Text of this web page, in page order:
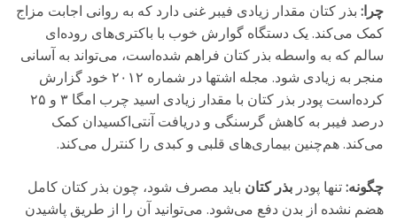
چرا: بذر کتان مقدار زیادی فیبر غنی دارد که به روانی اجابت مزاج
کمک می‌کند. یک دستگاه گوارش خوب با باکتری‌های روده‌ای
سالم که به واسطه‌ بذر کتان فراهم شده‌است، می‌تواند به آسانی
منجر به زیادی شود. مجله‌ اشتها در شماره ۲۰۱۲ خود گزارش
کرده‌است پودر بذر کتان با مقدار زیادی اسید چرب امگا ۳ و ۲۵
درصد فیبر به کاهش گرسنگی و دریافت آنتی‌اکسیدان کمک
می‌کند. هم‌چنین بیماری‌های قلبی و کبدی را کنترل می‌کند.
چگونه: تنها پودر بذر کتان باید مصرف شود، چون بذر کتان کامل
هضم نشده از بدن دفع می‌شود. می‌توانید آن را از طریق پاشیدن